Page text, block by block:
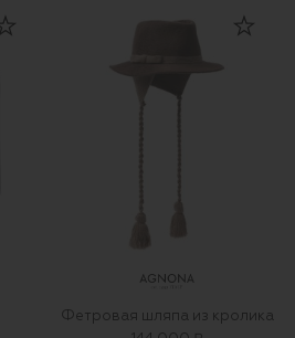
Фетровая шляпа из кролика